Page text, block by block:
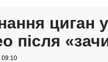
циган
після
09:10